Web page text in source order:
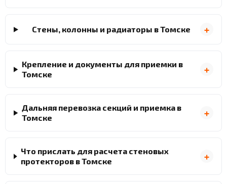
Стены, колонны и радиаторы в Томске
Крепление и документы для приемки в
Томске
Дальняя перевозка секций и приемка в
Томске
Что прислать для расчета стеновых
протекторов в Томске